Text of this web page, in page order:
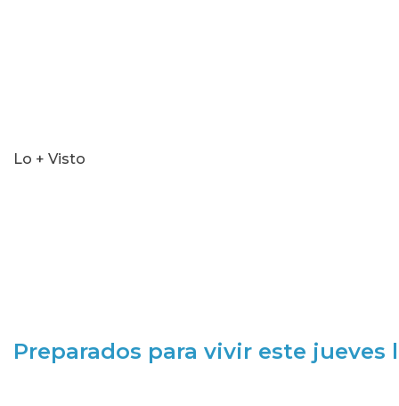
Lo + Visto
Preparados para vivir este jueves